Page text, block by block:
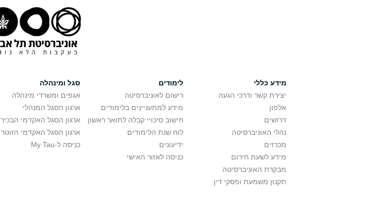
מידע כללי
יצירת קשר ודרכי הגעה
אלפון
דרושים
נהלי האוניברסיטה
מכרזים
מידע לשעת חירום
מבקרת האוניברסיטה
תקנון משמעת ופסקי דין
לימודים
רישום לאוניברסיטה
מידע למתעניינים בלימודים
חישוב סיכויי קבלה לתואר ראשון
לוח שנת הלימודים
ידיעונים
כניסה לאזור האישי
סגל ומינהלה
אגפים ומשרדי מינהלה
ארגון הסגל המנהלי
ארגון הסגל האקדמי הבכיר
ארגון הסגל האקדמי הזוטר
כניסה ל-My Tau